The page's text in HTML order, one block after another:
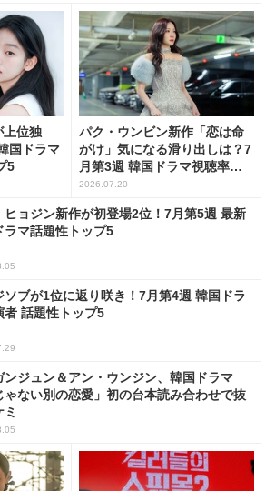
上位独
国ドラマ
5
パク・ウンビン新作「恋は命
がけ」気になる滑り出しは？7
月第3週 韓国ドラマ視聴率ラ
ンキング
2026.07.20
ヒョジン新作が初登場2位！7月第5週 最新
ラマ話題性トップ5
ソブが1位に返り咲き！7月第4週 韓国ドラ
者 話題性トップ5
ンジュン＆アン・ウンジン、韓国ドラマ
ゃない別の恋愛」初の台本読み合わせで抜
ミ